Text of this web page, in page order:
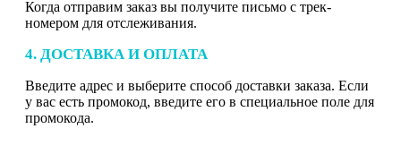
Когда отправим заказ вы получите письмо с трек-
номером для отслеживания.
4. ДОСТАВКА И ОПЛАТА
Введите адрес и выберите способ доставки заказа. Если
у вас есть промокод, введите его в специальное поле для
промокода.